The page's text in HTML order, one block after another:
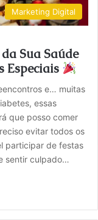
Marketing Digital
Sua Saúde
Especiais
e… muitas
essas
que posso comer
evitar todos os
participar de festas
sentir culpado…